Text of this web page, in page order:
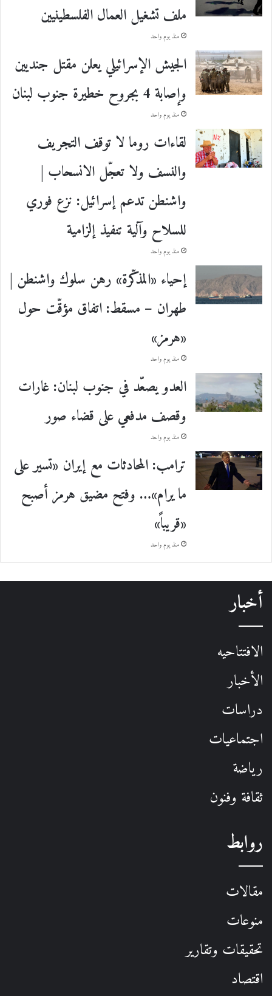
ملف تشغيل العمال الفلسطينيين
منذ يوم واحد
الجيش الإسرائيلي يعلن مقتل جنديين
وإصابة 4 بجروح خطيرة جنوب لبنان
منذ يوم واحد
لقاءات روما لا توقف التجريف
والنسف ولا تعجّل الانسحاب |
واشنطن تدعم إسرائيل: نزع فوري
للسلاح وآلية تنفيذ إلزامية
منذ يوم واحد
إحياء «المذكّرة» رهن سلوك واشنطن |
طهران – مسقط: اتفاق مؤقّت حول
«هرمز»
منذ يوم واحد
العدو يصعّد في جنوب لبنان: غارات
وقصف مدفعي على قضاء صور
منذ يوم واحد
ترامب: المحادثات مع إيران «تسير على
ما يرام»… وفتح مضيق هرمز أصبح
«قريباً»
منذ يوم واحد
أخبار
الافتتاحيه
الأخبار
دراسات
اجتماعيات
رياضة
ثقافة وفنون
روابط
مقالات
منوعات
تحقيقات وتقارير
اقتصاد